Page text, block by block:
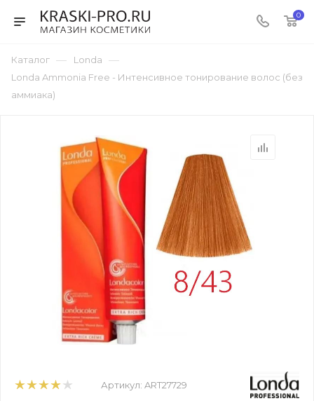
0
Каталог — Londa —
Londa Ammonia Free - Интенсивное тонирование волос (без
аммиака)
Артикул: ART27729